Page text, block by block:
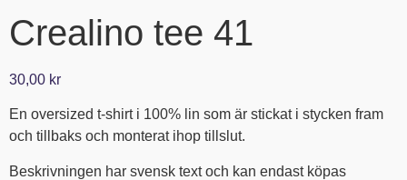
Crealino tee 41
30,00 kr
En oversized t-shirt i 100% lin som är stickat i stycken fram
och tillbaks och monterat ihop tillslut.
Beskrivningen har svensk text och kan endast köpas